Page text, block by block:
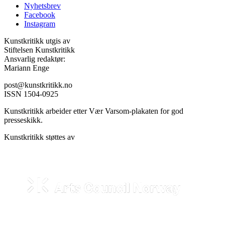
Nyhetsbrev
Facebook
Instagram
Kunstkritikk utgis av
Stiftelsen Kunstkritikk
Ansvarlig redaktør:
Mariann Enge
post@kunstkritikk.no
ISSN 1504-0925
Kunstkritikk arbeider etter Vær Varsom-plakaten for god
presseskikk.
Kunstkritikk støttes av